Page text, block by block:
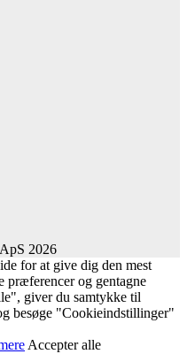
2026
for at give dig den mest
præferencer og gentagne
giver du samtykke til
besøge "Cookieindstillinger"
Accepter alle